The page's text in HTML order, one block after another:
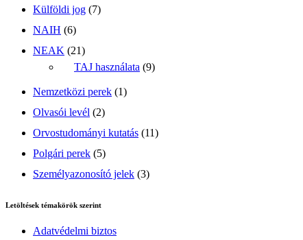
Külföldi jog (7)
NAIH (6)
NEAK (21)
TAJ használata (9)
Nemzetközi perek (1)
Olvasói levél (2)
Orvostudományi kutatás (11)
Polgári perek (5)
Személyazonosító jelek (3)
Letöltések témakörök szerint
Adatvédelmi biztos